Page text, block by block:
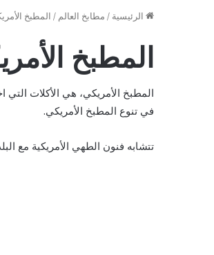
الرئيسية / مطابخ العالم / المطبخ
المطبخ
المطبخ الأمريكي، هي الأكلات التي
في تنوع المطبخ الأمريكي.
تتشابه فنون الطهي الأمريكية مع